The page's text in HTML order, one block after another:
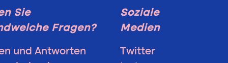
Sie
Fragen?
und Antworten
Soziale
Medien
Twitter